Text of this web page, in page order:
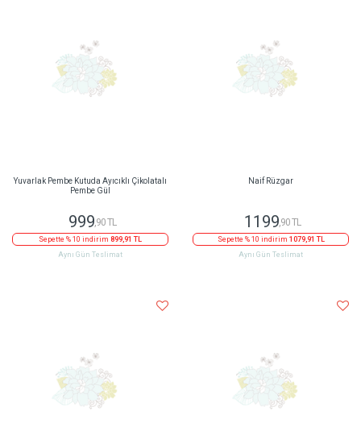
Yuvarlak Pembe Kutuda Ayıcıklı Çikolatalı
Pembe Gül
999,90 TL
Sepette % 10 indirim 899,91 TL
Aynı Gün Teslimat
Naif Rüzgar
1199,90 TL
Sepette % 10 indirim 1079,91 TL
Aynı Gün Teslimat